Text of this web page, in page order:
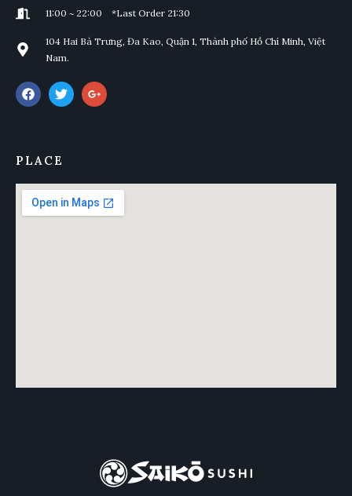
11:00 ~ 22:00 *Last Order 21:30
104 Hai Bà Trưng, Đa Kao, Quận 1, Thành phố Hồ Chí Minh, Việt
Nam.
PLACE